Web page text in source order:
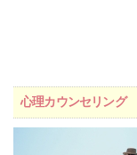
心理カウンセリング